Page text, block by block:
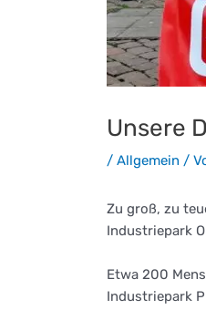
Unsere
/ Allgemein /
Zu groß, zu
Industriepark
Etwa 200
Industriepark